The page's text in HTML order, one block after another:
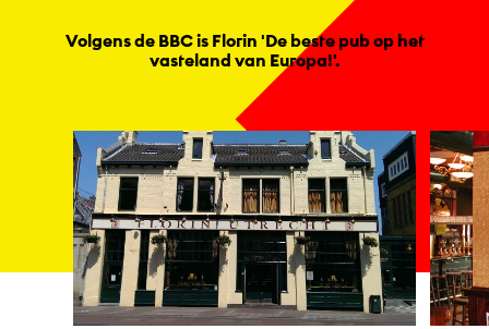
Volgens de BBC is Florin 'De beste pub op het
vasteland van Europa!'.